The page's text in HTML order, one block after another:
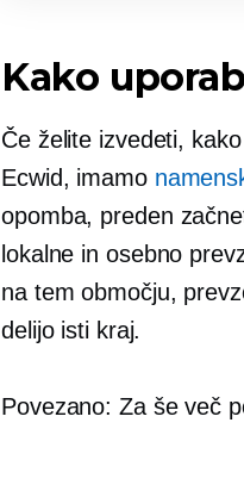
Kako
Če želite izvedeti,
Ecwid, imamo
opomba, preden
lokalne in osebno
na tem območju,
delijo isti kraj.
Povezano: Za še več